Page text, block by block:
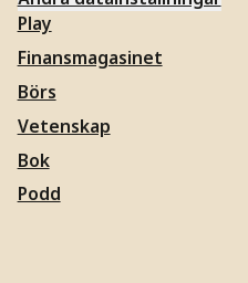
Play
Finansmagasinet
Börs
Vetenskap
Bok
Podd